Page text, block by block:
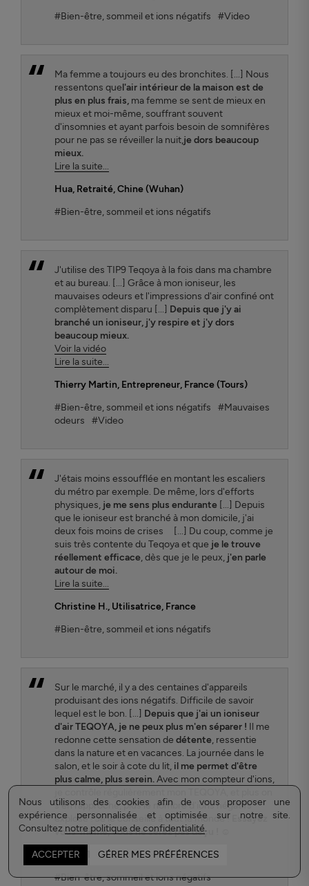
Nous utilisons des cookies afin de vous proposer une
expérience personnalisée et optimisée sur notre site.
Consultez notre politique de confidentialité.
ACCEPTER GÉRER MES PRÉFÉRENCES
#Bien-être, sommeil et ions négatifs
#Video
Ma femme a toujours eu des bronchites. [...] Nous
ressentons quel'air intérieur de la maison est de
plus en plus frais,ma femme se sent de mieux en
mieux et moi-même, souffrant souvent
d'insomnies et ayant parfois besoin de somnifères
pour ne pas se réveiller la nuit,je dors beaucoup
mieux.
Lire la suite...
Hua, Retraité, Chine (Wuhan)
#Bien-être, sommeil et ions négatifs
J'utilise des TIP9 Teqoya à la fois dans ma chambre
et au bureau. [...] Grâce à mon ioniseur, les
mauvaises odeurs et l'impressions d'air confiné ont
complètement disparu [...] Depuis que j'y ai
branché un ioniseur, j'y respire et j'y dors
beaucoup mieux.
Voir la vidéo
Lire la suite...
Thierry Martin, Entrepreneur, France (Tours)
#Bien-être, sommeil et ions négatifs
#Mauvaises
odeurs
#Video
J'étais moins essoufflée en montant les escaliers
du métro par exemple. De même, lors d'efforts
physiques, je me sens plus endurante[...] Depuis
que le ioniseur est branché à mon domicile, j'ai
deux fois moins de crises [...] Du coup, comme je
suis très contente du Teqoya et que je le trouve
réellement efficace, dès que je le peux, j'en parle
autour de moi.
Lire la suite...
Christine H., Utilisatrice, France
#Bien-être, sommeil et ions négatifs
Sur le marché, il y a des centaines d'appareils
produisant des ions négatifs. Difficile de savoir
lequel est le bon. [...] Depuis que j'ai un ioniseur
d'air TEQOYA, je ne peux plus m'en séparer ! Il me
redonne cette sensation de détente, ressentie
dans la nature et en vacances. La journée dans le
salon, et le soir à cote du lit, il me permet d'être
plus calme, plus serein.Avec mon compteur d'ions,
s'en rapproche, plus le nombre d'ions négatifs
explose ! Je le conseille à tout le monde ! Essayez
vous-même, vous ne serez pas déçu ! ☺
Benoit Thome, Utilisateur, France
#Bien-être, sommeil et ions négatifs